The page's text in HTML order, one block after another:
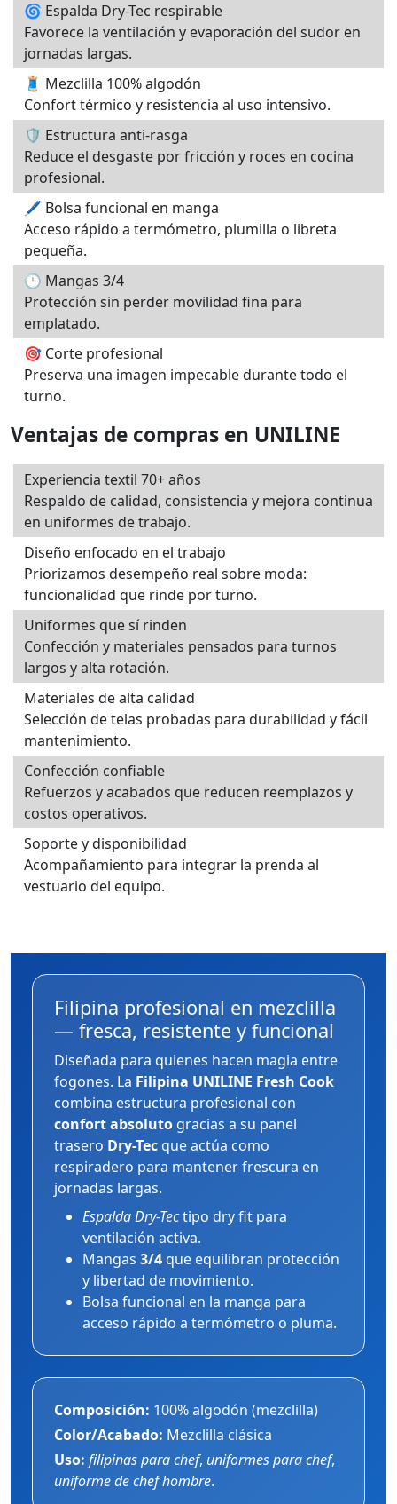
🌀 Espalda Dry-Tec respirable
Favorece la ventilación y evaporación del sudor en
jornadas largas.
🧵 Mezclilla 100% algodón
Confort térmico y resistencia al uso intensivo.
🛡️ Estructura anti-rasga
Reduce el desgaste por fricción y roces en cocina
profesional.
🖊️ Bolsa funcional en manga
Acceso rápido a termómetro, plumilla o libreta
pequeña.
🕒 Mangas 3/4
Protección sin perder movilidad fina para
emplatado.
🎯 Corte profesional
Preserva una imagen impecable durante todo el
turno.
Ventajas de compras en UNILINE
Experiencia textil 70+ años
Respaldo de calidad, consistencia y mejora continua
en uniformes de trabajo.
Diseño enfocado en el trabajo
Priorizamos desempeño real sobre moda:
funcionalidad que rinde por turno.
Uniformes que sí rinden
Confección y materiales pensados para turnos
largos y alta rotación.
Materiales de alta calidad
Selección de telas probadas para durabilidad y fácil
mantenimiento.
Confección confiable
Refuerzos y acabados que reducen reemplazos y
costos operativos.
Soporte y disponibilidad
Acompañamiento para integrar la prenda al
vestuario del equipo.
Filipina profesional en mezclilla
— fresca, resistente y funcional
Diseñada para quienes hacen magia entre
fogones. La Filipina UNILINE Fresh Cook
combina estructura profesional con
confort absoluto gracias a su panel
trasero Dry-Tecque actúa como
respiradero para mantener frescura en
jornadas largas.
Espalda Dry-Tectipo dry fit para
ventilación activa.
Mangas 3/4 que equilibran protección
y libertad de movimiento.
Bolsa funcional en la manga para
acceso rápido a termómetro o pluma.
Composición: 100% algodón (mezclilla)
Color/Acabado: Mezclilla clásica
Uso: filipinas para chef, uniformes para chef,
uniforme de chef hombre.